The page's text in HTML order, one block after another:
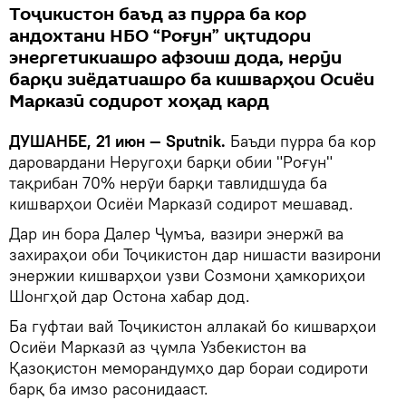
Тоҷикистон баъд аз пурра ба кор
андохтани НБО “Роғун” иқтидори
энергетикиашро афзоиш дода, нерӯи
барқи зиёдатиашро ба кишварҳои Осиёи
Марказӣ содирот хоҳад кард
ДУШАНБЕ, 21 июн — Sputnik. Баъди пурра ба кор
даровардани Неругоҳи барқи обии "Роғун"
тақрибан 70% нерӯи барқи тавлидшуда ба
кишварҳои Осиёи Марказӣ содирот мешавад.
Дар ин бора Далер Ҷумъа, вазири энержӣ ва
захираҳои оби Тоҷикистон дар нишасти вазирони
энержии кишварҳои узви Созмони ҳамкориҳои
Шонгҳой дар Остона хабар дод.
Ба гуфтаи вай Тоҷикистон аллакай бо кишварҳои
Осиёи Марказӣ аз ҷумла Узбекистон ва
Қазоқистон меморандумҳо дар бораи содироти
барқ ба имзо расонидааст.